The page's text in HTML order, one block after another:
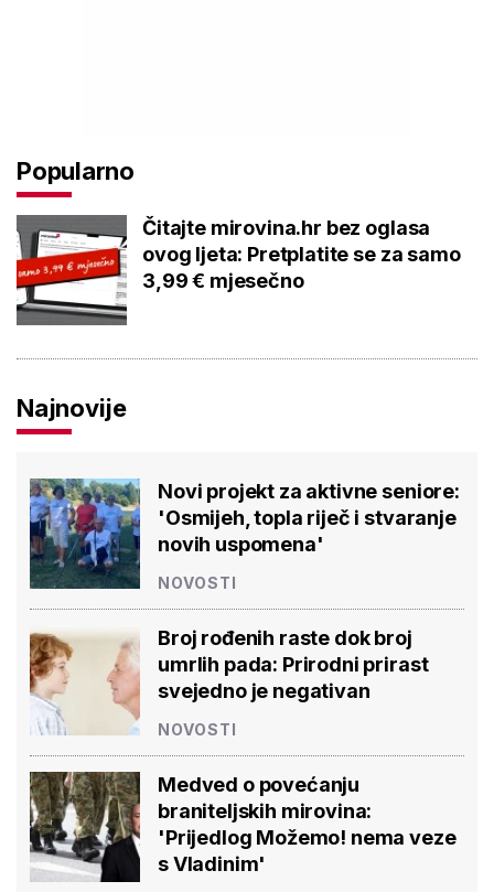
Popularno
Čitajte mirovina.hr bez oglasa
ovog ljeta: Pretplatite se za samo
3,99 € mjesečno
Najnovije
Novi projekt za aktivne seniore:
'Osmijeh, topla riječ i stvaranje
novih uspomena'
NOVOSTI
Broj rođenih raste dok broj
umrlih pada: Prirodni prirast
svejedno je negativan
NOVOSTI
Medved o povećanju
braniteljskih mirovina:
'Prijedlog Možemo! nema veze
s Vladinim'